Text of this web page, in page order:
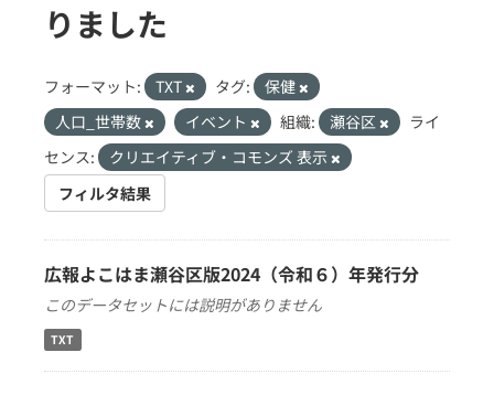
りました
フォーマット: TXT タグ:
保健
人口_世帯数
イベント 組織: 瀬谷区
ライ
センス:
クリエイティブ・コモンズ 表示
フィルタ結果
広報よこはま瀬谷区版2024（令和６）年発行分
このデータセットには説明がありません
TXT